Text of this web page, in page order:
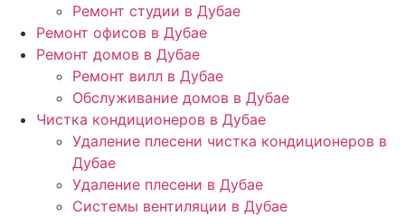
Ремонт студии в Дубае
Ремонт офисов в Дубае
Ремонт домов в Дубае
Ремонт вилл в Дубае
Обслуживание домов в Дубае
Чистка кондиционеров в Дубае
Удаление плесени чистка кондиционеров в
Дубае
Удаление плесени в Дубае
Системы вентиляции в Дубае